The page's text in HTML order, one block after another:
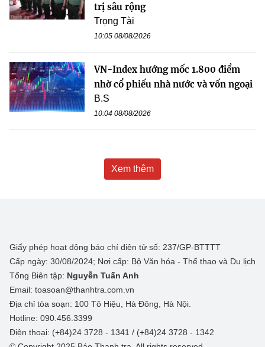
trị sâu rộng
Trọng Tài
10:05 08/08/2026
VN-Index hướng mốc 1.800 điểm
nhờ cổ phiếu nhà nước và vốn ngoại
B.S
10:04 08/08/2026
Xem thêm
Giấy phép hoạt động báo chí điện tử số: 237/GP-BTTTT
Cấp ngày: 30/08/2024; Nơi cấp: Bộ Văn hóa - Thể thao và Du lịch
Tổng Biên tập: Nguyễn Tuấn Anh
Email: toasoan@thanhtra.com.vn
Địa chỉ tòa soạn: 100 Tô Hiệu, Hà Đông, Hà Nội.
Hotline: 090.456.3399
Điện thoại: (+84)24 3728 - 1341 / (+84)24 3728 - 1342